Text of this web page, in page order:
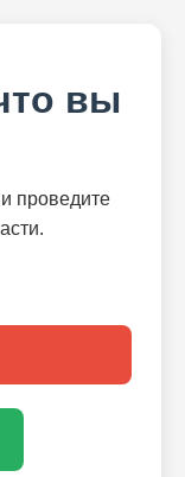
вы
проведите